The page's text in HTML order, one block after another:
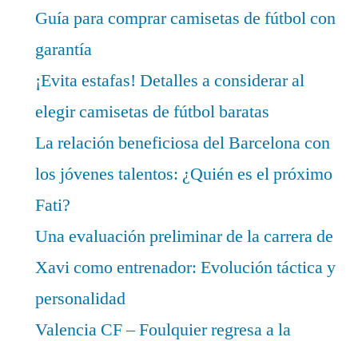
Guía para comprar camisetas de fútbol con
garantía
¡Evita estafas! Detalles a considerar al
elegir camisetas de fútbol baratas
La relación beneficiosa del Barcelona con
los jóvenes talentos: ¿Quién es el próximo
Fati?
Una evaluación preliminar de la carrera de
Xavi como entrenador: Evolución táctica y
personalidad
Valencia CF – Foulquier regresa a la